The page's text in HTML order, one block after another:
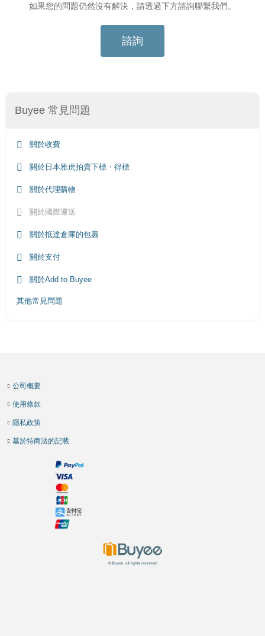
Buyee 常見問題
關於收費
關於日本雅虎拍賣下標・得標
關於代理購物
關於國際運送
關於抵達倉庫的包裹
關於支付
關於Add to Buyee
其他常見問題
如果您的問題仍然沒有解決，請透過下方諮詢聯繫我們。
諮詢
公司概要
使用條款
隱私政策
基於特商法的記載